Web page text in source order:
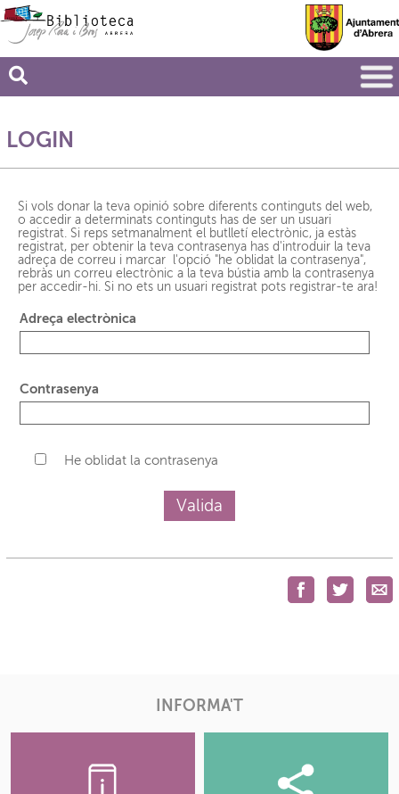
LOGIN
Si vols donar la teva opinió sobre diferents continguts del web,
o accedir a determinats continguts has de ser un usuari
registrat. Si reps setmanalment el butlletí electrònic, ja estàs
registrat, per obtenir la teva contrasenya has d'introduir la teva
adreça de correu i marcar l'opció "he oblidat la contrasenya",
rebràs un correu electrònic a la teva bústia amb la contrasenya
per accedir-hi. Si no ets un usuari registrat pots registrar-te ara!
Adreça electrònica
Contrasenya
He oblidat la contrasenya
INFORMA'T